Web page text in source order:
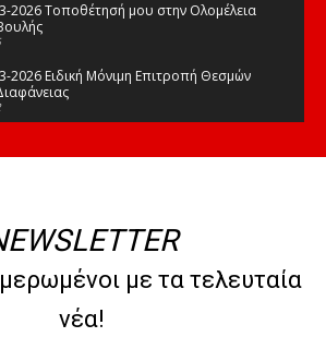
2026 Τοποθέτησή μου στην Ολομέλεια
2026 Ειδική Μόνιμη Επιτροπή Θεσμών
2026 Διαρκής Επιτροπή Μορφωτικών
με τα τελευταία
νέα!